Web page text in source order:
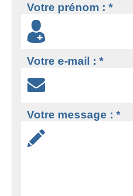
Votre prénom : *
Votre e-mail : *
Votre message : *